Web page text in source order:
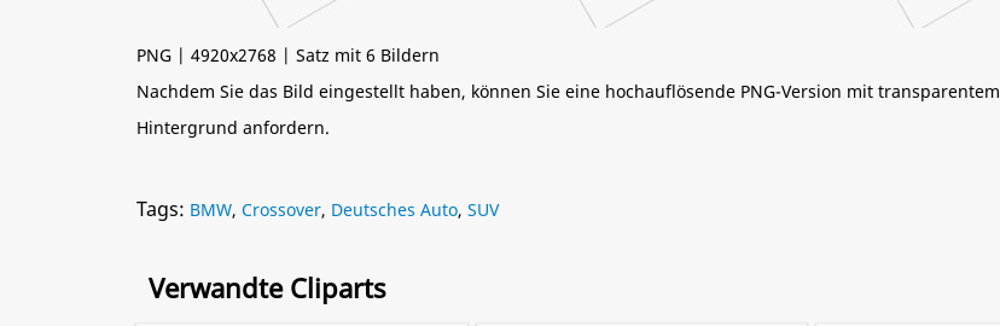
PNG | 4920x2768 | Satz mit 6 Bildern
Nachdem Sie das Bild eingestellt haben, können Sie eine hochauflösende PNG-Version mit transparentem
Hintergrund anfordern.
Tags: BMW, Crossover, Deutsches Auto, SUV
Verwandte Cliparts